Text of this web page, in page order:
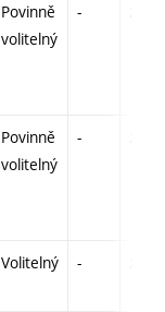
Povinně
volitelný
-
Povinně
volitelný
-
Volitelný -